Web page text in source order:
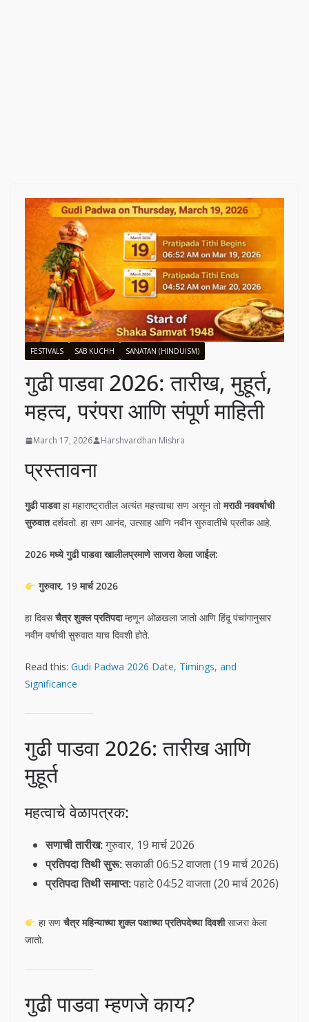
FESTIVALS SAB KUCHH SANATAN (HINDUISM)
गुढी पाडवा 2026: तारीख, मुहूर्त,
महत्व, परंपरा आणि संपूर्ण माहिती
March 17, 2026 Harshvardhan Mishra
प्रस्तावना
गुढी पाडवाहा महाराष्ट्रातील अत्यंत महत्त्वाचा सण असून तोमराठी नववर्षाची
सुरुवातदर्शवतो. हा सण आनंद, उत्साह आणि नवीन सुरुवातींचे प्रतीक आहे.
2026 मध्ये गुढी पाडवा खालीलप्रमाणे साजरा केला जाईल:
गुरुवार, 19 मार्च 2026
हा दिवसचैत्र शुक्ल प्रतिपदाम्हणून ओळखला जातो आणि हिंदू पंचांगानुसार
नवीन वर्षाची सुरुवात याच दिवशी होते.
Read this: Gudi Padwa 2026 Date, Timings, and
Significance
गुढी पाडवा 2026: तारीख आणि
मुहूर्त
महत्वाचे वेळापत्रक:
सणाची तारीख:गुरुवार, 19 मार्च 2026
प्रतिपदा तिथी सुरू:सकाळी 06:52 वाजता (19 मार्च 2026)
प्रतिपदा तिथी समाप्त:पहाटे 04:52 वाजता (20 मार्च 2026)
हा सणचैत्र महिन्याच्या शुक्ल पक्षाच्या प्रतिपदेच्या दिवशीसाजरा केला
जातो.
गुढी पाडवा म्हणजे काय?